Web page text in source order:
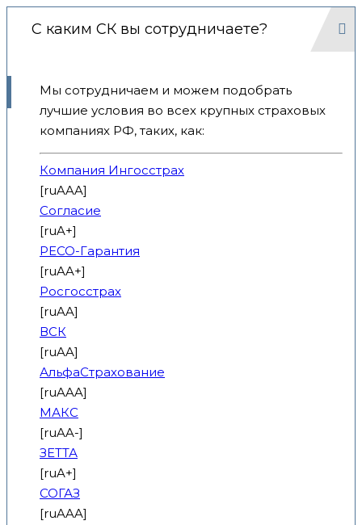
С каким СК вы сотрудничаете?
Мы сотрудничаем и можем подобрать
лучшие условия во всех крупных страховых
компаниях РФ, таких, как:
Компания Ингосстрах
[ruAAA]
Согласие
[ruA+]
РЕСО-Гарантия
[ruAA+]
Росгосстрах
[ruAA]
ВСК
[ruAA]
АльфаСтрахование
[ruAAA]
МАКС
[ruAA-]
ЗЕТТА
[ruA+]
СОГАЗ
[ruAAA]